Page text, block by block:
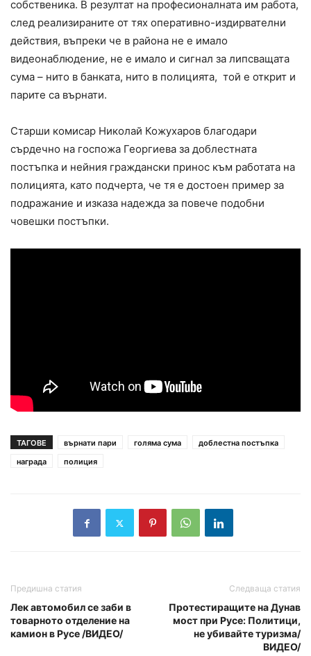
собственика. В резултат на професионалната им работа,
след реализираните от тях оперативно-издирвателни
действия, въпреки че в района не е имало
видеонаблюдение, не е имало и сигнал за липсващата
сума – нито в банката, нито в полицията, той е открит и
парите са върнати.
Старши комисар Николай Кожухаров благодари
сърдечно на госпожа Георгиева за доблестната
постъпка и нейния граждански принос към работата на
полицията, като подчерта, че тя е достоен пример за
подражание и изказа надежда за повече подобни
човешки постъпки.
ТАГОВЕ върнати пари голяма сума
доблестна постъпка
награда
полиция
Предишна статия
Лек автомобил се заби в
товарното отделение на
камион в Русе /ВИДЕО/
Следваща статия
Протестиращите на Дунав
мост при Русе: Политици,
не убивайте туризма/
ВИДЕО/